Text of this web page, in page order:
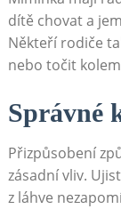
dítě chovat a
Někteří rodiče
nebo točit
Správné
Přizpůsobení
zásadní vliv.
z láhve